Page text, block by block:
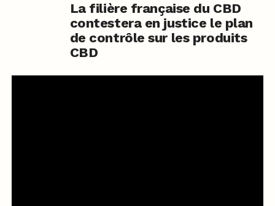
La filière française du CBD
contestera en justice le plan
de contrôle sur les produits
CBD